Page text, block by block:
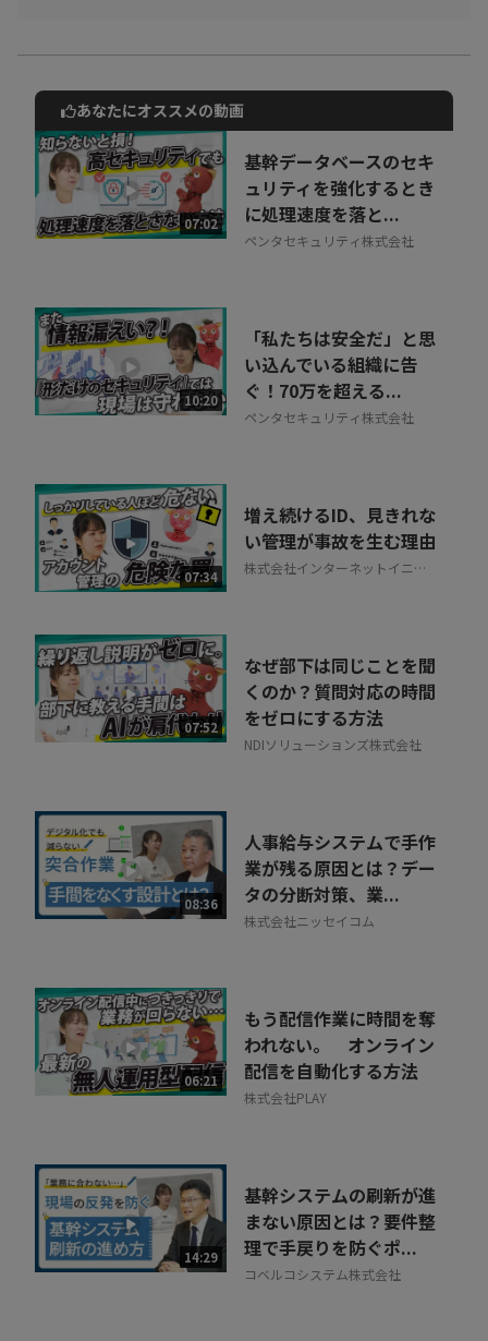
動画でご紹介しているサービスについて
お気軽にご相談・ご質問いただけます！
30秒でお申し込み可能
相談を希望する 無料
あなたにオススメの動画
07:02
基幹データベースのセキ
ュリティを強化するとき
に処理速度を落と...
ペンタセキュリティ株式会社
10:20
「私たちは安全だ」と思
い込んでいる組織に告
ぐ！70万を超える...
ペンタセキュリティ株式会社
07:34
増え続けるID、見きれな
い管理が事故を生む理由
株式会社インターネットイニシ
07:52
なぜ部下は同じことを聞
くのか？質問対応の時間
をゼロにする方法
NDIソリューションズ株式会社
08:36
人事給与システムで手作
業が残る原因とは？デー
タの分断対策、業...
株式会社ニッセイコム
06:21
もう配信作業に時間を奪
われない。 オンライン
配信を自動化する方法
株式会社PLAY
14:29
基幹システムの刷新が進
まない原因とは？要件整
理で手戻りを防ぐポ...
コベルコシステム株式会社